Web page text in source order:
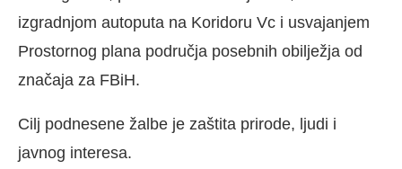
izgradnjom autoputa na Koridoru Vc i usvajanjem
Prostornog plana područja posebnih obilježja od
značaja za FBiH.
Cilj podnesene žalbe je zaštita prirode, ljudi i
javnog interesa.